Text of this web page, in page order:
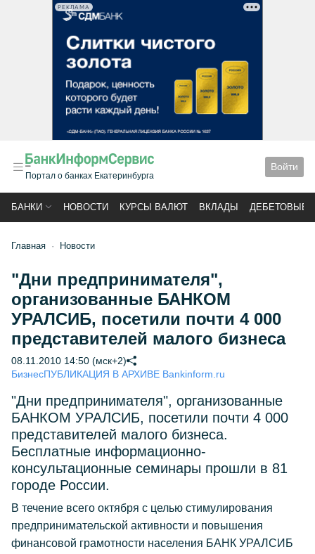
РЕКЛАМА
Портал о банках Екатеринбурга
Войти
БАНКИ НОВОСТИ КУРСЫ ВАЛЮТ ВКЛАДЫ ДЕБЕТОВЫЕ
Главная Новости
"Дни предпринимателя",
организованные БАНКОМ
УРАЛСИБ, посетили почти 4 000
представителей малого бизнеса
08.11.2010 14:50 (мск+2)
БизнесПУБЛИКАЦИЯ В АРХИВЕ Bankinform.ru
"Дни предпринимателя", организованные
БАНКОМ УРАЛСИБ, посетили почти 4 000
представителей малого бизнеса.
Бесплатные информационно-
консультационные семинары прошли в 81
городе России.
В течение всего октября с целью стимулирования
предпринимательской активности и повышения
финансовой грамотности населения БАНК УРАЛСИБ